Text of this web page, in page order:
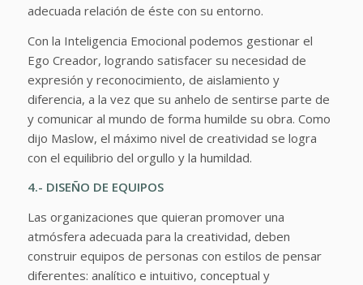
adecuada relación de éste con su entorno.
Con la Inteligencia Emocional podemos gestionar el
Ego Creador, logrando satisfacer su necesidad de
expresión y reconocimiento, de aislamiento y
diferencia, a la vez que su anhelo de sentirse parte de
y comunicar al mundo de forma humilde su obra. Como
dijo Maslow, el máximo nivel de creatividad se logra
con el equilibrio del orgullo y la humildad.
4.- DISEÑO DE EQUIPOS
Las organizaciones que quieran promover una
atmósfera adecuada para la creatividad, deben
construir equipos de personas con estilos de pensar
diferentes: analítico e intuitivo, conceptual y